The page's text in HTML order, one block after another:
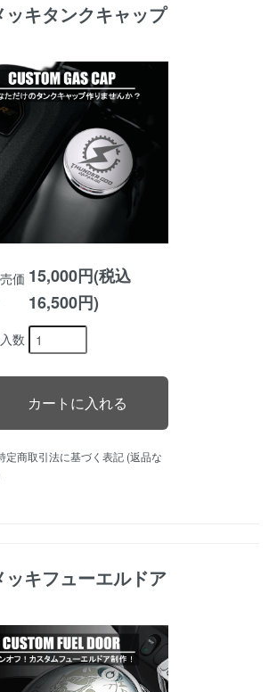
ッキタンクキャップ
価 15,000円(税込
16,500円)
数
定商取引法に基づく表記 (返品な
ッキフューエルドア